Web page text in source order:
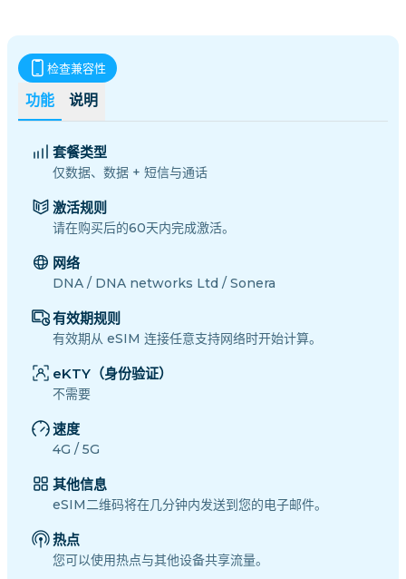
功能 说明
检查兼容性
套餐类型
仅数据、数据 + 短信与通话
激活规则
请在购买后的60天内完成激活。
网络
DNA / DNA networks Ltd / Sonera
有效期规则
有效期从 eSIM 连接任意支持网络时开始计算。
eKTY（身份验证）
不需要
速度
4G / 5G
其他信息
eSIM二维码将在几分钟内发送到您的电子邮件。
热点
您可以使用热点与其他设备共享流量。